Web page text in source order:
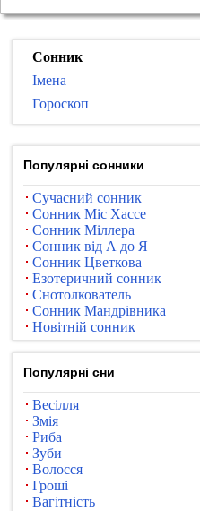
Сонник
Імена
Гороскоп
Популярні сонники
Сучасний сонник
Сонник Міс Хассе
Сонник Міллера
Сонник від А до Я
Сонник Цветкова
Езотеричний сонник
Снотолкователь
Сонник Мандрівника
Новітній сонник
Популярні сни
Весілля
Змія
Риба
Зуби
Волосся
Гроші
Вагітність